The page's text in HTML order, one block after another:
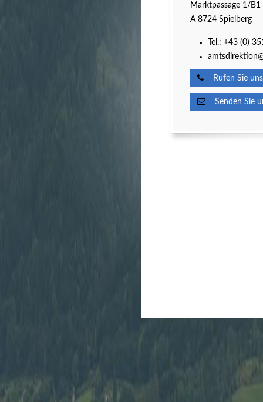
Marktpassage 1/B1
A 8724 Spielberg
Tel.: +43 (0)
Rufen Sie
Senden Sie